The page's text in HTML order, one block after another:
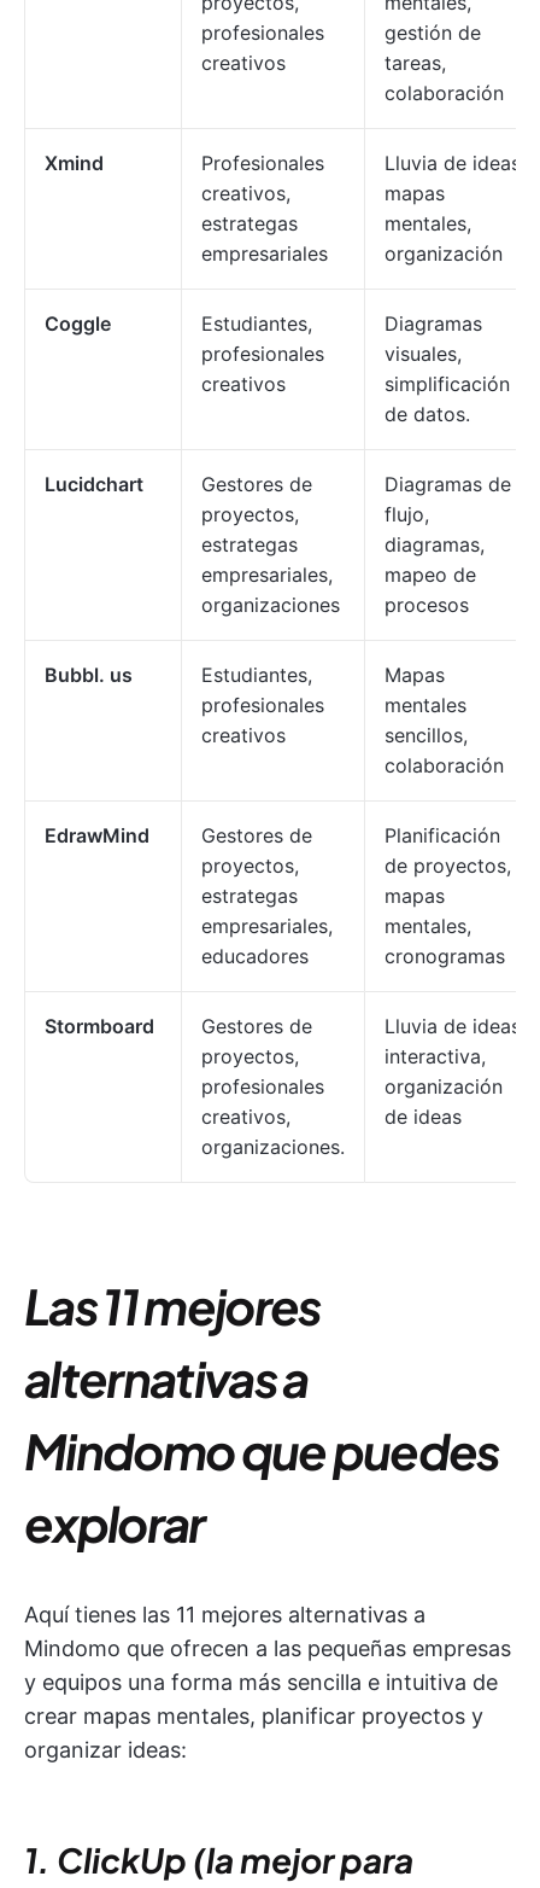
profesionales
creativos
gestión de
tareas,
colaboración
Xmind
Profesionales
creativos,
estrategas
empresariales
Lluvia de ideas,
mapas
mentales,
organización
Coggle
Estudiantes,
profesionales
creativos
Diagramas
visuales,
simplificación
de datos.
Lucidchart
Gestores de
proyectos,
estrategas
empresariales,
organizaciones
Diagramas de
flujo,
diagramas,
mapeo de
procesos
Bubbl. us
Estudiantes,
profesionales
creativos
Mapas
mentales
sencillos,
colaboración
EdrawMind
Gestores de
proyectos,
estrategas
empresariales,
educadores
Planificación
de proyectos,
mapas
mentales,
cronogramas
Stormboard
Gestores de
proyectos,
profesionales
creativos,
organizaciones.
Lluvia de ideas
interactiva,
organización
de ideas
Las 11 mejores
alternativas a
Mindomo que puedes
explorar
Aquí tienes las 11 mejores alternativas a
Mindomo que ofrecen a las pequeñas empresas
y equipos una forma más sencilla e intuitiva de
crear mapas mentales, planificar proyectos y
organizar ideas:
1. ClickUp (la mejor para